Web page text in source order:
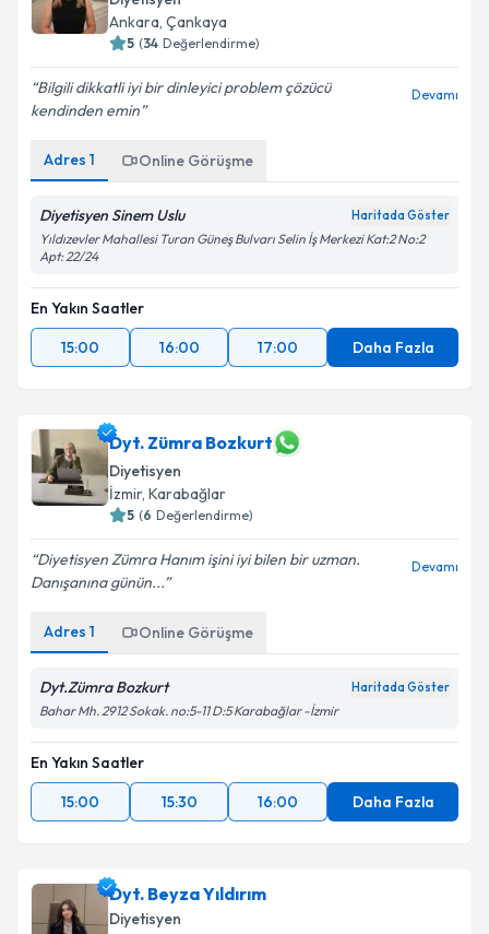
Diyetisyen
Ankara,Çankaya
( Değerlendirme)
Bilgili dikkatli iyi bir dinleyici problem çözücü
kendinden emin
Adres 1 Online Görüşme
Diyetisyen Sinem Uslu
Yıldızevler Mahallesi Turan Güneş Bulvarı Selin İş Merkezi Kat:2 No:2
Apt: 22/24
En Yakın Saatler
15:00
16:00 17:00 Daha Fazla
Dyt. Zümra Bozkurt
Diyetisyen
İzmir,Karabağlar
( Değerlendirme)
Diyetisyen Zümra Hanım işini iyi bilen bir uzman.
Danışanına günün...
Adres 1 Online Görüşme
Dyt.Zümra Bozkurt
Bahar Mh. 2912 Sokak. no:5-11 D:5 Karabağlar -İzmir
En Yakın Saatler
15:00
15:30 16:00 Daha Fazla
Dyt. Beyza Yıldırım